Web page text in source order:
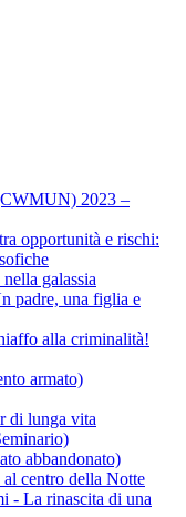
2023 –
opportunità e rischi:
galassia
padre, una figlia e
alla criminalità!
armato)
di lunga vita
abbandonato)
centro della Notte
- La rinascita di una